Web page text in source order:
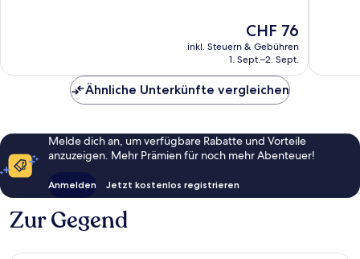
Der
Preis
beträgt
CHF 76
inkl. Steuern & Gebühren
1. Sept.–2. Sept.
Ähnliche Unterkünfte vergleichen
Melde dich an, um verfügbare Rabatte und Vorteile
anzuzeigen. Mehr Prämien für noch mehr Abenteuer!
Anmelden Jetzt kostenlos registrieren
Zur Gegend